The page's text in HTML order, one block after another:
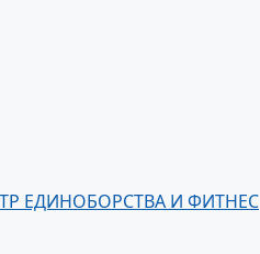
ЕДИНОБОРСТВА И ФИТНЕС